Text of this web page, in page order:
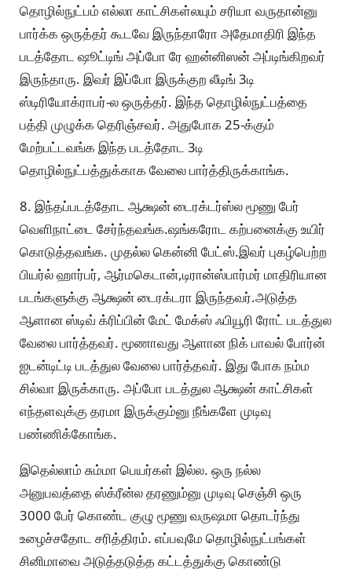
தொழில்நுட்பம் எல்லா காட்சிகள்லயும் சரியா வருதான்னு
பார்க்க ஒருத்தர் கூடவே இருந்தாரோ அதேமாதிரி இந்த
படத்தோட ஷூட்டிங் அப்போ ரே ஹன்னிஸன் அப்டிங்கிறவர்
இருந்தாரு. இவர் இப்போ இருக்குற லீடிங் 3டி
ஸ்டிரியோக்ராபர்-ல ஒருத்தர். இந்த தொழில்நுட்பத்தை
பத்தி முழுக்க தெரிஞ்சவர். அதுபோக 25-க்கும்
மேற்பட்டவங்க இந்த படத்தோட 3டி
தொழில்நுட்பத்துக்காக வேலை பார்த்திருக்காங்க.
8. இந்தப்படத்தோட ஆக்ஷன் டைரக்டர்ஸ்ல மூணு பேர்
வெளிநாட்டை சேர்ந்தவங்க.ஷங்கரோட கற்பனைக்கு உயிர்
கொடுத்தவங்க. முதல்ல கென்னி பேட்ஸ்.இவர் புகழ்பெற்ற
பியர்ல் ஹார்பர், ஆர்மகெடான்,டிரான்ஸ்பார்மர் மாதிரியான
படங்களுக்கு ஆக்ஷன் டைரக்டரா இருந்தவர்.அடுத்த
ஆளான ஸ்டிவ் க்ரிப்பின் மேட் மேக்ஸ் ஃபியூரி ரோட் படத்துல
வேலை பார்த்தவர். மூணாவது ஆளான நிக் பாவல் போர்ன்
ஐடன்டிட்டி படத்துல வேலை பார்த்தவர். இது போக நம்ம
சில்வா இருக்காரு. அப்போ படத்துல ஆக்ஷன் காட்சிகள்
எந்தளவுக்கு தரமா இருக்கும்னு நீங்களே முடிவு
பண்ணிக்கோங்க.
இதெல்லாம் சும்மா பெயர்கள் இல்ல. ஒரு நல்ல
அனுபவத்தை ஸ்க்ரீன்ல தரணும்னு முடிவு செஞ்சி ஒரு
3000 பேர் கொண்ட குழு மூணு வருஷமா தொடர்ந்து
உழைச்சதோட சரித்திரம். எப்பவுமே தொழில்நுட்பங்கள்
சினிமாவை அடுத்தடுத்த கட்டத்துக்கு கொண்டு